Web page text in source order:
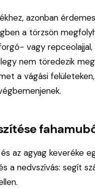
azonban
a törzsön
vagy
nem töredezik
a vágási
az agyag keveréke
a nedvszívás: segít